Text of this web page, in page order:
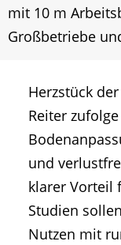
mit 10 m
Großbetriebe
Herzstück
Reiter
und
klarer Vorteil
Studien
Nutzen mit